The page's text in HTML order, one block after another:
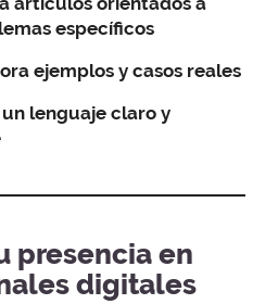
específicos
ejemplos y casos reales
lenguaje claro y
presencia en
digitales